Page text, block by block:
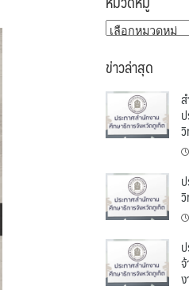
หมวด
ข่าวล่าสุด